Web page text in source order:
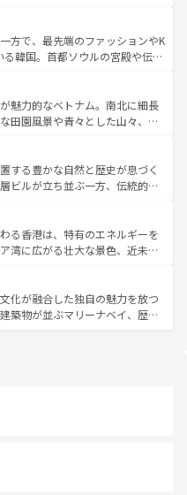
ハワイ情報
てほしい。
実しており、サーフィンやダイ
アウトドア好きにはたまらな
な魅力を存分に味わいつくそ
ある台湾東部など、都市の喧騒
おり、訪れる人に新しい発見と
また、奥深い台湾の食文化も魅
ツなど、バラエティ豊かな料理
、新着の台湾情報は コンテンツ一覧を参
方で、最先端のファッションやK
韓国。首都ソウルの宮殿や伝統
季折々の自然美を楽しむことが
焼肉、絶品のストリートフード
が待っている。夜には、韓国な
国の多彩な魅力を心ゆくまで味
てほしい。 なお、新着の韓国情報はコンテンツ一
魅力的なベトナム。南北に細長
田園風景や青々とした山々、世
づく。ハノイの古い町並みやホ
時代の建物も、独特の雰囲気を
ラエティの豊かさとおいしさで
、ベトナムコーヒーなどは、ぜ
地域を訪れてもあたたかい人々
で、きっと忘れられない旅にな
する豊かな自然と歴史が息づく
ビルが立ち並ぶ一方、伝統的な
部ではチェンマイなどの山岳地
ではプーケットやクラビの美し
楽しむことができる。タイ料理
で、どの季節にも異なる楽しみ
いタイの人々、仏教を中心とし
資源が、訪れる旅人を魅了し続
る香港は、特有のエネルギーを
湾に広がる壮大な景色、近未来
るはず。観光スポットが密集し
を回れるのも魅力。息をのむよ
まで、香港を存分に楽しみ尽く
化が融合した独自の魅力を放つ
築物が並ぶマリーナベイ、歴史
情を楽しめる外せないスポット